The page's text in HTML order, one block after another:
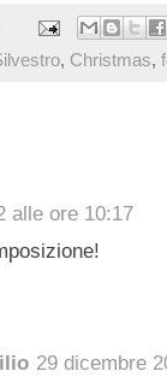
, Christmas,
alle ore 10:17
29 dicembre